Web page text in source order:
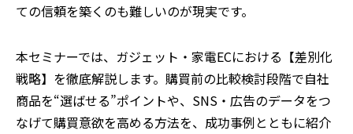
ての信頼を築くのも難しいのが現実です。
本セミナーでは、ガジェット・家電ECにおける【差別化
戦略】を徹底解説します。購買前の比較検討段階で自社
商品を“選ばせる”ポイントや、SNS・広告のデータをつ
なげて購買意欲を高める方法を、成功事例とともに紹介